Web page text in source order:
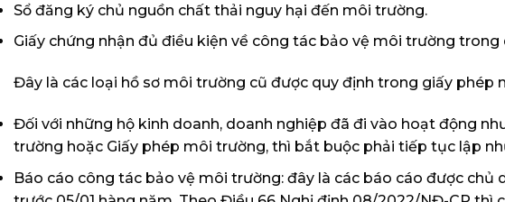
Sổ đăng ký chủ nguồn chất thải nguy hại đến môi trường.
Giấy chứng nhận đủ điều kiện về công tác bảo vệ môi trường trong
Đây là các loại hồ sơ môi trường cũ được quy định trong giấy
Đối với những hộ kinh doanh, doanh nghiệp đã đi vào hoạt động
trường hoặc Giấy phép môi trường, thì bắt buộc phải tiếp tục lập
Báo cáo công tác bảo vệ môi trường: đây là các báo cáo được